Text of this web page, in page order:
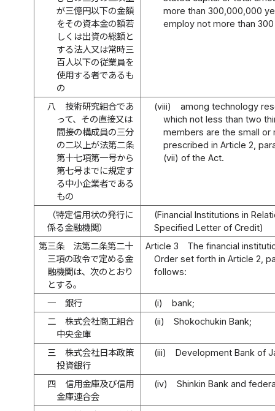
が三億円以下の金額
をその資本金の額若
しくは出資の総額と
する法人又は常時三
百人以下の従業員を
使用する者であるも
の
more than 300,000,000
employ not more than
八
技術研究組合であ
って、その直接又は
間接の構成員の三分
の二以上が法第二条
第十七項第一号から
第七号までに規定す
る中小企業者である
もの
(viii)
among technology
which not less than two
members are the small
prescribed in Article 2,
(vii) of the Act.
（特定信用状の発行に
係る金融機関）
(Financial Institutions in
Specified Letter of Credit)
第三条
法第二条第二十
三項の政令で定める金
融機関は、次のとおり
とする。
Article 3
The financial
Order set forth in Article 2,
follows:
一 銀行 (i)
bank;
二
株式会社商工組合
中央金庫
(ii) Shokochukin Bank;
三
株式会社日本政策
投資銀行
(iii) Development Bank of
四
信用金庫及び信用
金庫連合会
(iv) Shinkin Bank and